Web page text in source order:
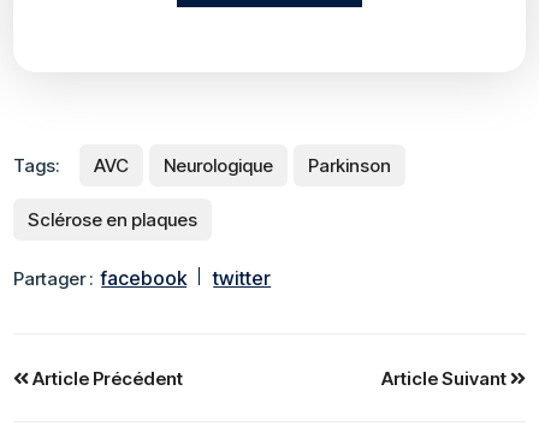
Tags: AVC Neurologique Parkinson
Sclérose en plaques
Partager : facebook twitter
Article Précédent Article Suivant